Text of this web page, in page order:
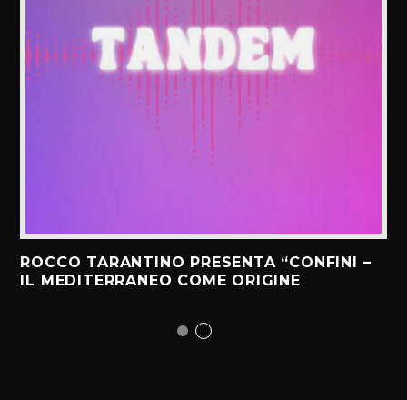
ROCCO TARANTINO PRESENTA “CONFINI –
IL MEDITERRANEO COME ORIGINE